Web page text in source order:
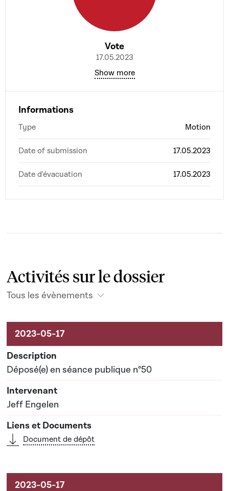
Vote
17.05.2023
Show more
Informations
Type Motion
Date of submission 17.05.2023
Date d'évacuation 17.05.2023
Activités sur le dossier
Tous les évènements
Activités sur le dossier
Déposé(e) en séance publique n°50
Jeff Engelen
Document de dépôt